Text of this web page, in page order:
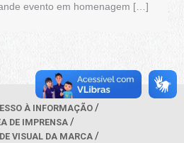
evento em homenagem […]
À INFORMAÇÃO
DE IMPRENSA
VISUAL DA MARCA